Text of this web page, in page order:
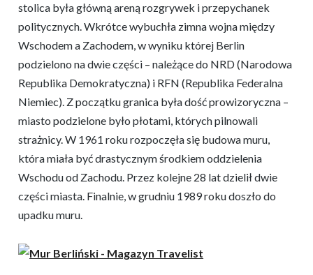
stolica była główną areną rozgrywek i przepychanek
politycznych. Wkrótce wybuchła zimna wojna między
Wschodem a Zachodem, w wyniku której Berlin
podzielono na dwie części – należące do NRD (Narodowa
Republika Demokratyczna) i RFN (Republika Federalna
Niemiec). Z początku granica była dość prowizoryczna –
miasto podzielone było płotami, których pilnowali
strażnicy. W 1961 roku rozpoczęła się budowa muru,
która miała być drastycznym środkiem oddzielenia
Wschodu od Zachodu. Przez kolejne 28 lat dzielił dwie
części miasta. Finalnie, w grudniu 1989 roku doszło do
upadku muru.